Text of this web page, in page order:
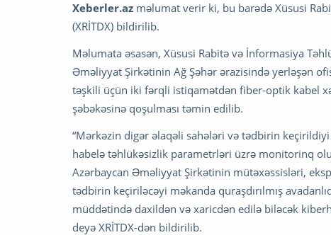
Xeberler.az məlumat verir ki, bu barədə Xüsusi
(XRİTDX) bildirilib.
Məlumata əsasən, Xüsusi Rabitə və İnformasiya
Əməliyyat Şirkətinin Ağ Şəhər ərazisində yerləşən
təşkili üçün iki fərqli istiqamətdən fiber-optik kabel
şəbəkəsinə qoşulması təmin edilib.
“Mərkəzin digər əlaqəli sahələri və tədbirin
habelə təhlükəsizlik parametrləri üzrə monitorinq
Azərbaycan Əməliyyat Şirkətinin mütəxəssisləri,
tədbirin keçiriləcəyi məkanda quraşdırılmış
müddətində daxildən və xaricdən edilə biləcək
deyə XRİTDX-dən bildirilib.